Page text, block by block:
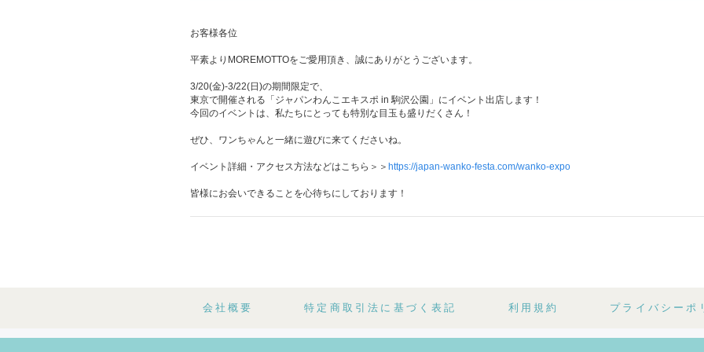
お客様各位
平素よりMOREMOTTOをご愛用頂き、誠にありがとうございます。
3/20(金)-3/22(日)の期間限定で、
東京で開催される「ジャパンわんこエキスポ in 駒沢公園」にイベント出店します！
今回のイベントは、私たちにとっても特別な目玉も盛りだくさん！
ぜひ、ワンちゃんと一緒に遊びに来てくださいね。
イベント詳細・アクセス方法などはこちら＞＞ https://japan-wanko-festa.com/wanko-expo
皆様にお会いできることを心待ちにしております！
会社概要 特定商取引法に基づく表記 利用規約 プライバシーポ